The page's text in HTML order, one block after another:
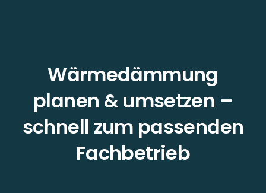
Wärmedämmung
planen & umsetzen –
schnell zum passenden
Fachbetrieb